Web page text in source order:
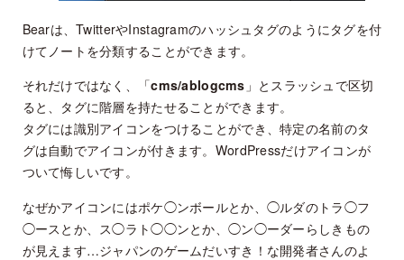
Bearは、TwitterやInstagramのハッシュタグのようにタグを付
けてノートを分類することができます。
それだけではなく、「cms/ablogcms 」とスラッシュで区切
ると、タグに階層を持たせることができます。
タグには識別アイコンをつけることができ、特定の名前のタ
グは自動でアイコンが付きます。WordPressだけアイコンが
ついて悔しいです。
なぜかアイコンにはポケ◯ンボールとか、◯ルダのトラ◯フ
◯ースとか、ス◯ラト◯◯ンとか、◯ン◯ーダーらしきもの
が見えます…ジャパンのゲームだいすき！な開発者さんのよ